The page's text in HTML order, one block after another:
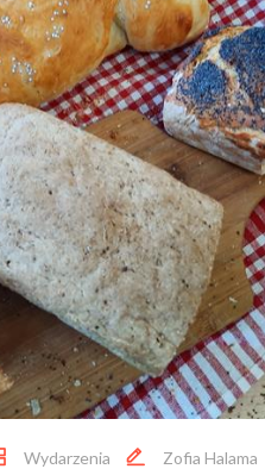
Wydarzenia Zofia Halama